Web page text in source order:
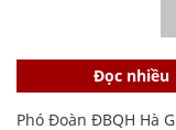
Đọc nhiều
Phó Đoàn ĐBQH Hà